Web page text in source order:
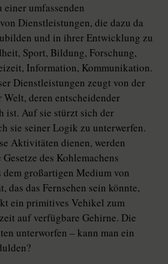
einer umfassenden
Dienstleistungen, die dazu da
und in ihrer Entwicklung zu
Sport, Bildung, Forschung,
Information, Kommunikation.
Dienstleistungen zeugt von der
deren entscheidender
ist. Auf sie stürzt sich der
sie seiner Logik zu unterwerfen.
Aktivitäten dienen, werden
des Kohlemachens
dem großartigen Medium von
das das Fernsehen sein könnte,
ein primitives Vehikel zum
auf verfügbare Gehirne. Die
unterworfen – kann man ein